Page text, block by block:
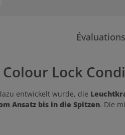
Évaluations
Lock
entwickelt wurde, die
Ansatz bis in die Spitzen. Die